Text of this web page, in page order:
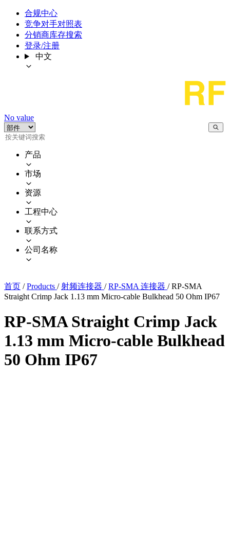
合规中心
竞争对手对照表
分销商库存搜索
登录/注册
中文
No value
产品
市场
资源
工程中心
联系方式
公司名称
首页 / Products / 射频连接器 / RP-SMA 连接器 / RP-SMA
Straight Crimp Jack 1.13 mm Micro-cable Bulkhead 50 Ohm IP67
RP-SMA Straight Crimp Jack
1.13 mm Micro-cable Bulkhead
50 Ohm IP67